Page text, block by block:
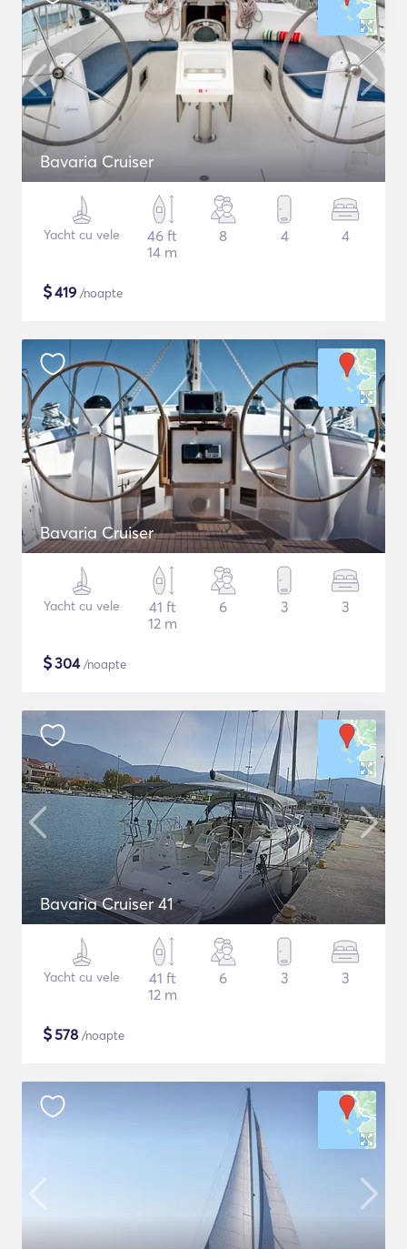
Bavaria Cruiser
Yacht cu vele
46 ft
14 m
8 4 4
$419 /noapte
Bavaria Cruiser
Yacht cu vele
41 ft
12 m
6 3 3
$304/noapte
Bavaria Cruiser 41
Yacht cu vele
41 ft
12 m
6 3 3
$578 /noapte